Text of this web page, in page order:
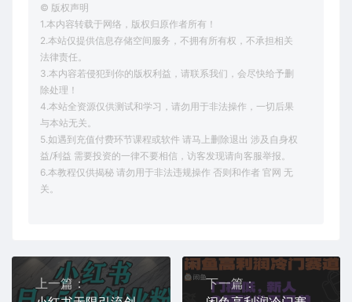
© 版权声明
1.本内容转载于网络，版权归原作者所有！
2.本站仅提供信息存储空间服务，不拥有所有权，不承担相关
法律责任。
3.本内容若侵犯到你的版权利益，请联系我们，会尽快给予删
除处理！
4.本站全资源仅供测试和学习，请勿用于非法操作，一切后果
与本站无关。
5.如遇到充值付费环节课程或软件 请马上删除退出 涉及自身权
益/利益 需要投资的一律不要相信，访客发现请向客服举报。
6.本教程仅供揭秘 请勿用于非法违规操作 否则和作者 官网 无
关。
上一篇：
下一篇：